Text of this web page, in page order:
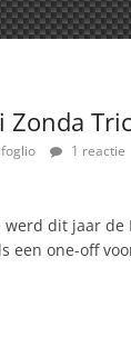
Zonda
1 reactie
dit jaar de
een one-off